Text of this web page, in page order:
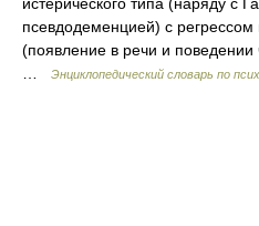
псевдодеменцией) с регрессом
(появление в речи и поведении
Энциклопедический словарь по